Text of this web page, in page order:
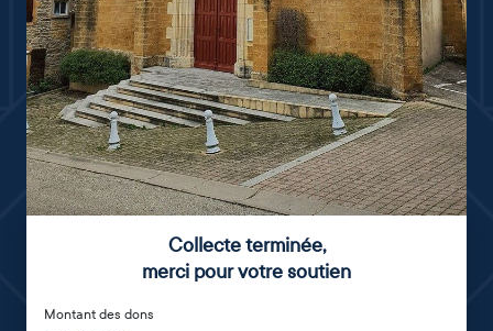
Collecte terminée,
merci pour votre soutien
Montant des dons